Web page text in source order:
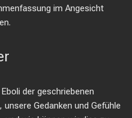
im Angesicht
der geschriebenen
Gedanken und Gefühle